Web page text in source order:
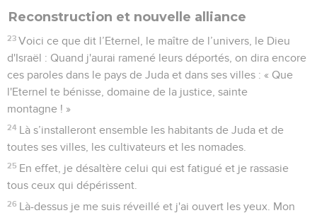
Reconstruction et nouvelle alliance
23 Voici ce que dit l’Eternel, le maître de l’univers, le Dieu
d'Israël : Quand j'aurai ramené leurs déportés, on dira encore
ces paroles dans le pays de Juda et dans ses villes : « Que
l'Eternel te bénisse, domaine de la justice, sainte
montagne ! »
24 Là s’installeront ensemble les habitants de Juda et de
toutes ses villes, les cultivateurs et les nomades.
25 En effet, je désaltère celui qui est fatigué et je rassasie
tous ceux qui dépérissent.
26 Là-dessus je me suis réveillé et j'ai ouvert les yeux. Mon